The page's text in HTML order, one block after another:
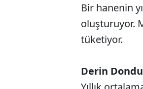
Bir hanenin
oluşturuyor.
tüketiyor.
Derin